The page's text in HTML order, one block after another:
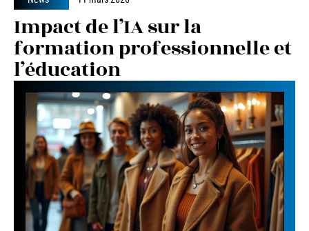
Impact de l’IA sur la
formation professionnelle et
l’éducation